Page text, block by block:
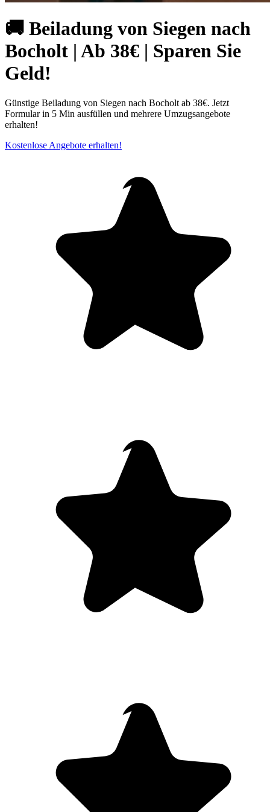
🚚 Beiladung von Siegen nach
Bocholt | Ab 38€ | Sparen Sie
Geld!
Günstige Beiladung von Siegen nach Bocholt ab 38€. Jetzt
Formular in 5 Min ausfüllen und mehrere Umzugsangebote
erhalten!
Kostenlose Angebote erhalten!